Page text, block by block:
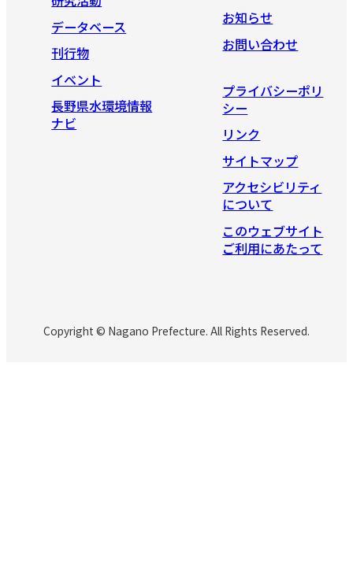
データベース
刊行物
イベント
長野県水環境情報
ナビ
お知らせ
お問い合わせ
プライバシーポリ
シー
リンク
サイトマップ
アクセシビリティ
について
このウェブサイト
ご利用にあたって
Copyright © Nagano Prefecture. All Rights Reserved.